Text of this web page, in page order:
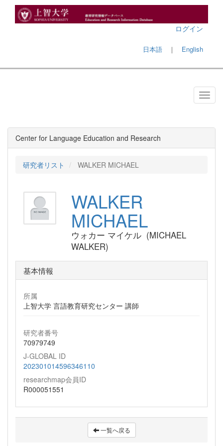
ログイン
日本語 ｜ English
Center for Language Education and Research
研究者リスト WALKER MICHAEL
WALKER
MICHAEL
ウォカー マイケル (MICHAEL
WALKER)
基本情報
所属
上智大学 言語教育研究センター 講師
研究者番号
70979749
J-GLOBAL ID
202301014596346110
researchmap会員ID
R000051551
一覧へ戻る